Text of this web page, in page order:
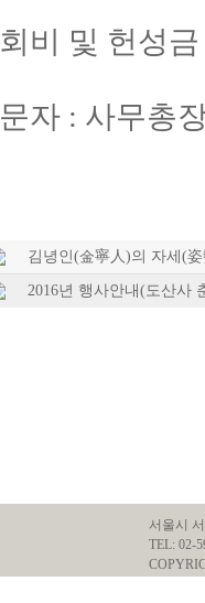
회비 및 헌성
문자 : 사무총
김녕인(金寧人)의 자세(
2016년 행사안내(도산사
서울시
TEL: 02-